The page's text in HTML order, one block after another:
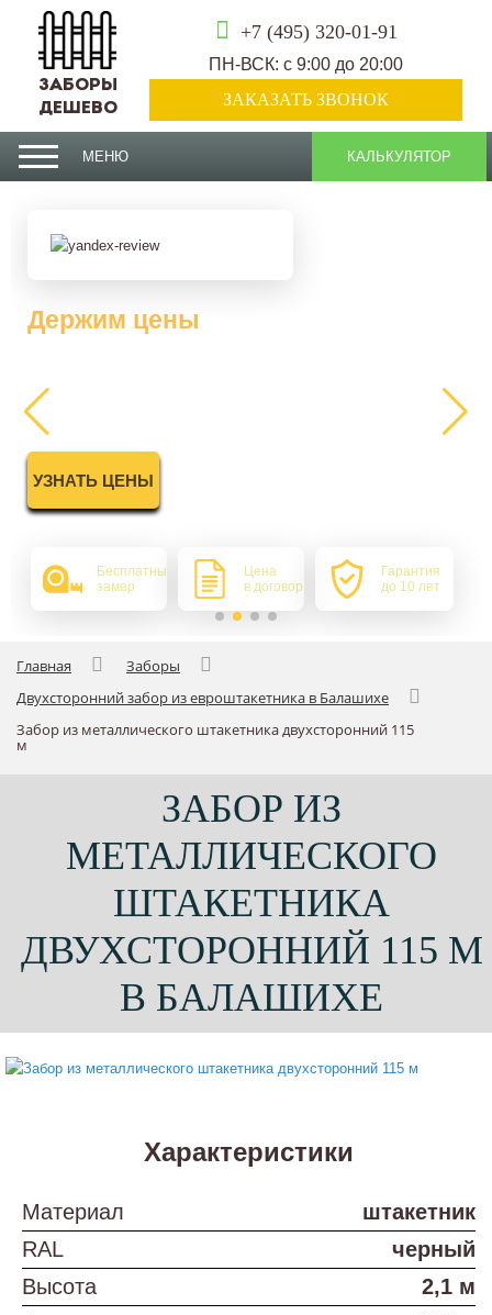
ЗАБОРЫ
ДЕШЕВО
+7 (495) 320-01-91
ПН-ВСК: с 9:00 до 20:00
ЗАКАЗАТЬ ЗВОНОК
МЕНЮ КАЛЬКУЛЯТОР
Держим цены
УЗНАТЬ ЦЕНЫ
Бесплатный
замер
Цена
в договоре
Гарантия
до 10 лет
Главная
Заборы
Двухсторонний забор из евроштакетника в Балашихе
Забор из металлического штакетника двухсторонний 115
м
ЗАБОР ИЗ
МЕТАЛЛИЧЕСКОГО
ШТАКЕТНИКА
ДВУХСТОРОННИЙ 115 М
В БАЛАШИХЕ
Характеристики
Материал
штакетник
RAL
черный
Высота
2,1 м